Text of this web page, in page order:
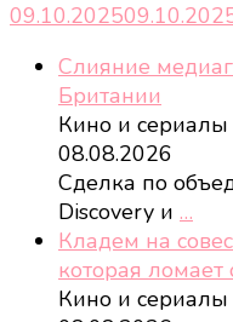
09.10.2025
Слияние
Британии
Кино и сериалы
08.08.2026
Сделка по
Discovery и …
Кладем на
которая ломает
Кино и сериалы